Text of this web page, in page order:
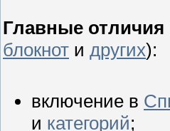
Главные отличия
блокнот и других):
включение в
и категорий;